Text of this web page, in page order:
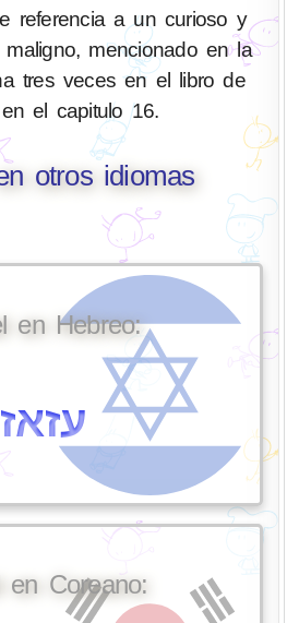
referencia a un curioso y
maligno, mencionado en la
tres veces en el libro de
el capitulo 16.
otros idiomas
en Hebreo:
en Coreano: